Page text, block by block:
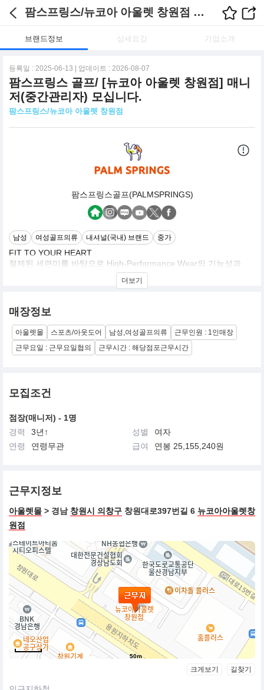
팜스프링스/뉴코아 아울렛 창원점 채용정보
브랜드정보 상세요강 기업소개
등록일 : 2025-06-13 | 업데이트 : 2026-08-07
팜스프링스 골프/ [뉴코아 아울렛 창원점] 매니
저(중간관리자) 모십니다.
팜스프링스/뉴코아 아울렛 창원점
팜스프링스골프(PALMSPRINGS)
남성 여성골프의류 내셔널(국내) 브랜드 중가
FIT TO YOUR HEART
절제된 세련미를 바탕으로 High-Performance Wear의 기능성과
Fashionable한 Design과 Style, Color를
게 입을 수 있는 친구 같은 옷을 추구하고 있는 고감도 라이프 스타
일의 골프웨어 입니다.
더보기
매장정보
아울렛몰 스포츠/아웃도어 남성,여성골프의류
근무인원 : 1인매장
근무요일 : 근무요일협의
근무시간 : 해당점포근무시간
모집조건
점장(매니저) - 1명
경력
3년↑ 성별
여자
연령
연령무관 급여 연봉 25,155,240원
근무지정보
아울렛몰 > 경남 창원시 의창구 창원대로397번길 6 뉴코아아울렛창
원점
50m
크게보기 길찾기